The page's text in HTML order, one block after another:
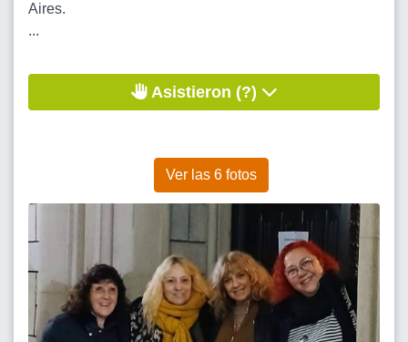
Aires.
...
Asistieron (?)
Ver las 6 fotos